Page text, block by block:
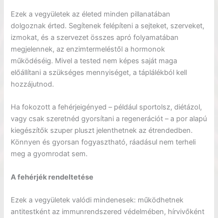
Ezek a vegyületek az életed minden pillanatában
dolgoznak érted. Segítenek felépíteni a sejteket, szerveket,
izmokat, és a szervezet összes apró folyamatában
megjelennek, az enzimtermeléstől a hormonok
működéséig. Mivel a tested nem képes saját maga
előállítani a szükséges mennyiséget, a táplálékból kell
hozzájutnod.
Ha fokozott a fehérjeigényed – például sportolsz, diétázol,
vagy csak szeretnéd gyorsítani a regenerációt – a por alapú
kiegészítők szuper pluszt jelenthetnek az étrendedben.
Könnyen és gyorsan fogyasztható, ráadásul nem terheli
meg a gyomrodat sem.
A fehérjék rendeltetése
Ezek a vegyületek valódi mindenesek: működhetnek
antitestként az immunrendszered védelmében, hírvivőként